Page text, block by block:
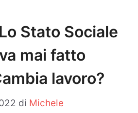
Stato Sociale
mai fatto
lavoro?
di Michele